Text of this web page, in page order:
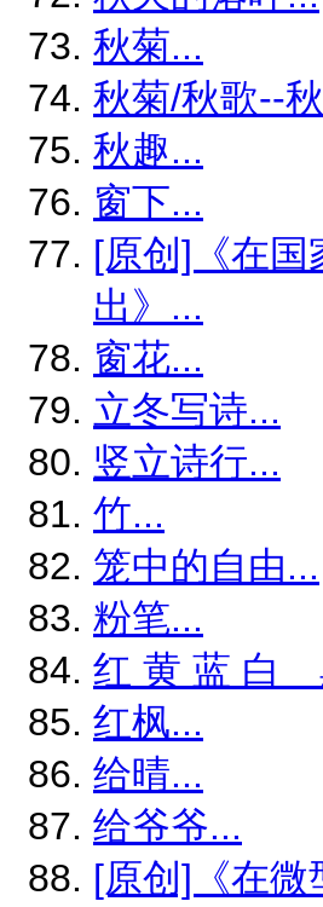
秋菊...
秋菊/秋歌--
秋趣...
窗下...
[原创]《在国
出》...
窗花...
立冬写诗...
竖立诗行...
竹...
笼中的自由...
粉笔...
红 黄 蓝
红枫...
给晴...
给爷爷...
[原创]《在微